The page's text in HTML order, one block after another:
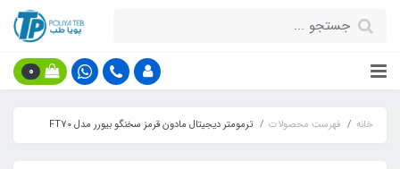
0
خانه فهرست محصولات ترمومتر دیجیتال مادون قرمز سخنگو بیورر مدل FT70